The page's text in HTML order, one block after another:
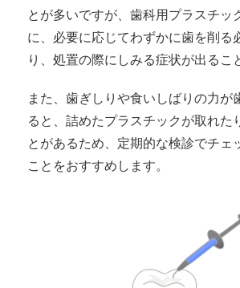
とが多いですが、歯科用プラスチッ
に、必要に応じてわずかに歯を削る
り、処置の際にしみる症状が出るこ
また、歯ぎしりや食いしばりの力が
ると、詰めたプラスチックが取れた
とがあるため、定期的な検診でチェ
ことをおすすめします。